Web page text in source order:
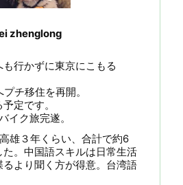
zhenglong
行かずに東京にこもる
チ移住を再開。
定です。
イク旅完遂。
雄３年くらい、合計で約6
。中国語スキルは日常生活
より聞く方が得意。台湾語